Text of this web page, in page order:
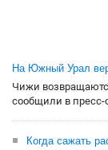
На Южный Урал
Чижи
сообщили в пресс-
Когда сажать